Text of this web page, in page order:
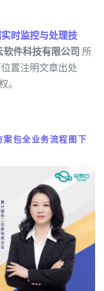
时监控与处理技
软件科技有限公司 所
置注明文章出处
。
包全业务流程图下